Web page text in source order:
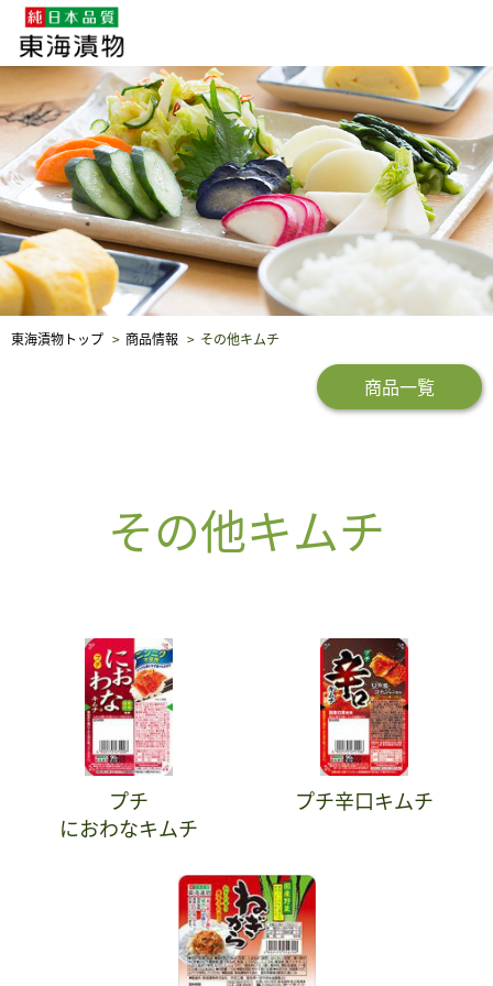
企業・採用情報 社会貢献 品質保証
東海漬物トップ 商品情報 その他キムチ
商品一覧
その他キムチ
プチ
におわなキムチ
プチ辛口キムチ